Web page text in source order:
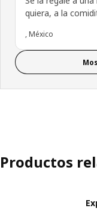
quiera, a la
, México
Productos